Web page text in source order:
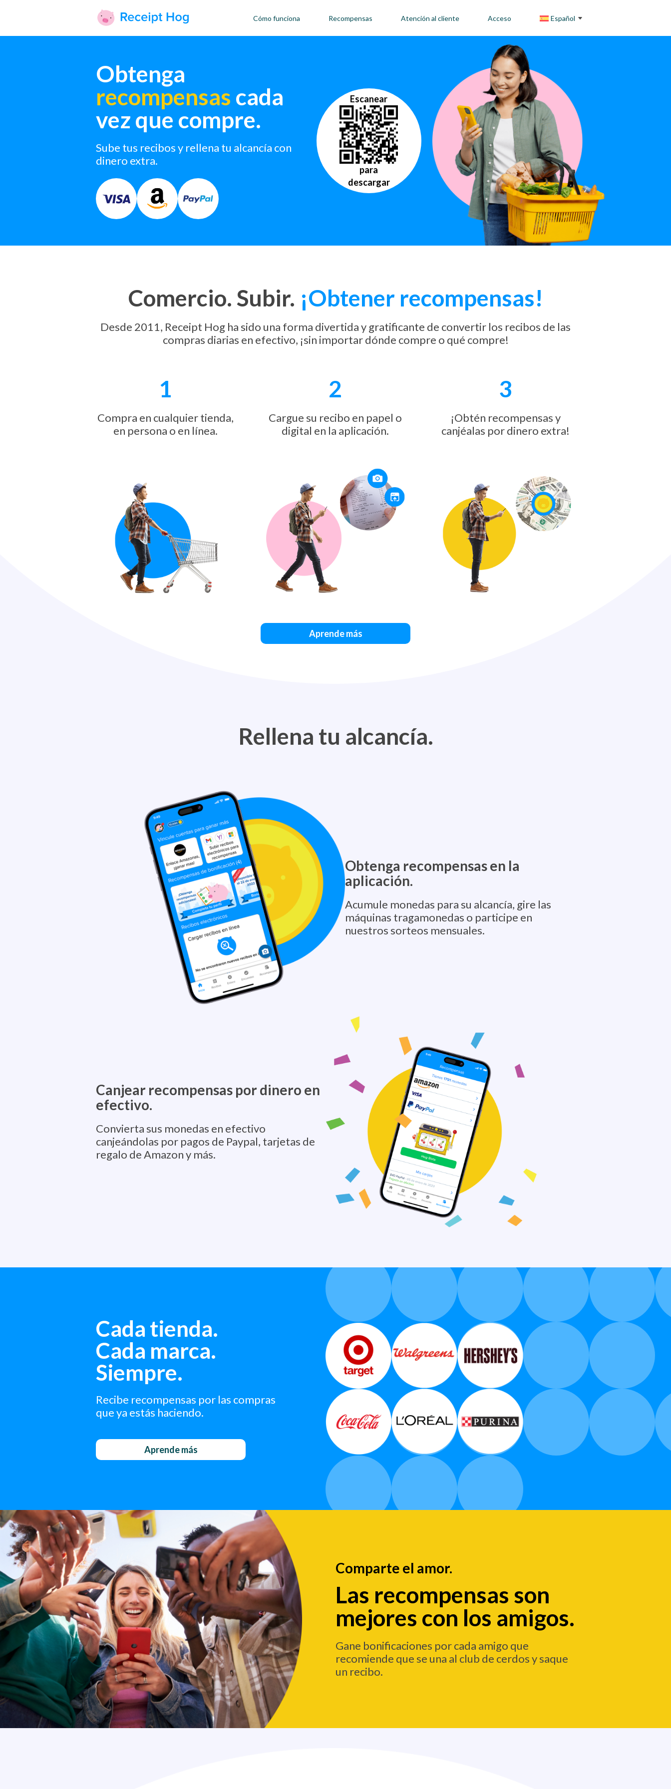
Cómo funciona Recompensas Atención al cliente Acceso
Español
Obtenga
recompensas cada
vez que compre.
Sube tus recibos y rellena tu alcancía con
dinero extra.
Escanear
para
descargar
Comercio. Subir. ¡Obtener recompensas!
Desde 2011, Receipt Hog ha sido una forma divertida y gratificante de convertir los recibos de las
compras diarias en efectivo, ¡sin importar dónde compre o qué compre!
1
Compra en cualquier tienda,
en persona o en línea.
2
Cargue su recibo en papel o
digital en la aplicación.
3
¡Obtén recompensas y
canjéalas por dinero extra!
Aprende más
Rellena tu alcancía.
Obtenga recompensas en la
aplicación.
Acumule monedas para su alcancía, gire las
máquinas tragamonedas o participe en
nuestros sorteos mensuales.
Canjear recompensas por dinero en
efectivo.
Convierta sus monedas en efectivo
canjeándolas por pagos de Paypal, tarjetas de
regalo de Amazon y más.
Cada tienda.
Cada marca.
Siempre.
Recibe recompensas por las compras
que ya estás haciendo.
Aprende más
Comparte el amor.
Las recompensas son
mejores con los amigos.
Gane bonificaciones por cada amigo que
recomiende que se una al club de cerdos y saque
un recibo.